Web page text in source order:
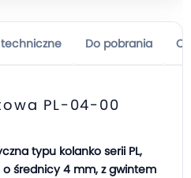
Do pobrania
PL-04-00
typu kolanko serii PL,
średnicy 4 mm, z gwintem